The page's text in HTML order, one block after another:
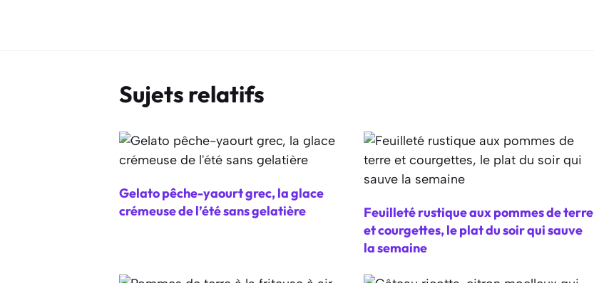
Sujets relatifs
Gelato pêche-yaourt grec, la glace
crémeuse de l’été sans gelatière
Feuilleté rustique aux pommes de terre
et courgettes, le plat du soir qui sauve
la semaine